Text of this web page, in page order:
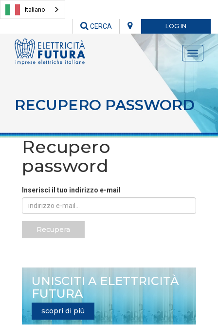
Italiano
LOG IN
CERCA
Toggle
RECUPERO PASSWORD
Recupero
password
Inserisci il tuo indirizzo e-mail
Recupera
UNISCITI A ELETTRICITÀ
FUTURA
scopri di più